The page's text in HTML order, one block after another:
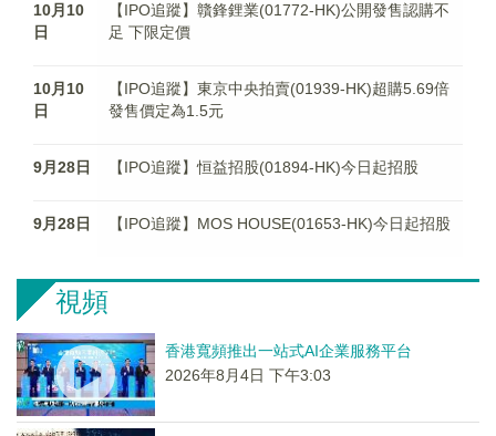
10月10
日
【IPO追蹤】贛鋒鋰業(01772-HK)公開發售認購不
足 下限定價
10月10
日
【IPO追蹤】東京中央拍賣(01939-HK)超購5.69倍
發售價定為1.5元
9月28日 【IPO追蹤】恒益招股(01894-HK)今日起招股
9月28日 【IPO追蹤】MOS HOUSE(01653-HK)今日起招股
視頻
香港寬頻推出一站式AI企業服務平台
2026年8月4日 下午3:03